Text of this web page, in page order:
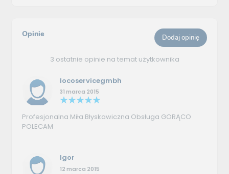
Opinie Dodaj opinię
3 ostatnie opinie na temat użytkownika
locoservicegmbh
31 marca 2015
Profesjonalna Miła Błyskawiczna Obsługa GORĄCO
POLECAM
Igor
12 marca 2015